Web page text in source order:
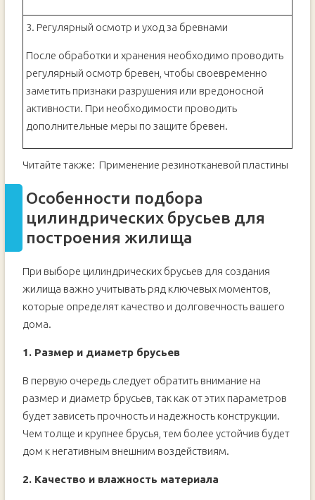
3. Регулярный осмотр и уход за бревнами
После обработки и хранения необходимо проводить
регулярный осмотр бревен, чтобы своевременно
заметить признаки разрушения или вредоносной
активности. При необходимости проводить
дополнительные меры по защите бревен.
Читайте также: Применение резинотканевой пластины
Особенности подбора
цилиндрических брусьев для
построения жилища
При выборе цилиндрических брусьев для создания
жилища важно учитывать ряд ключевых моментов,
которые определят качество и долговечность вашего
дома.
1. Размер и диаметр брусьев
В первую очередь следует обратить внимание на
размер и диаметр брусьев, так как от этих параметров
будет зависеть прочность и надежность конструкции.
Чем толще и крупнее брусья, тем более устойчив будет
дом к негативным внешним воздействиям.
2. Качество и влажность материала